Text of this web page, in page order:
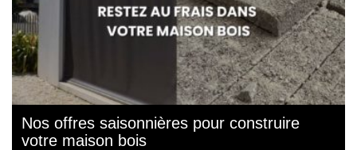
Nos offres saisonnières pour construire
votre maison bois